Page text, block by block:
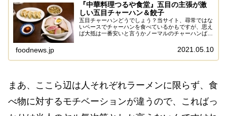
『中華料理つるや食堂』五目の主張が激
しい五目チャーハン＆餃子
五目チャーハンどうでしょう？当サイト、尋常ではな
いペースでチャーハンを食べているかもですが、思え
ば大抵は一番安いと言うかノーマルのチャーハンばか
ショボい説も濃厚ですが、やはり記事としてはベー
foodnews.jp 2021.05.10
まあ、ここら辺は人それぞれラーメンに限らず、食
べ物に対するモチベーションが違うので、こればっ